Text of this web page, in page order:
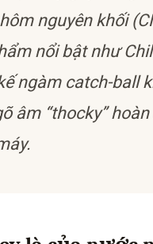
nguyên khối
nổi bật như
ngàm catch-ball
âm “thocky”